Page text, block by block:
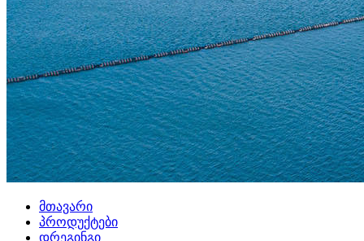
მთავარი
პროდუქტები
დრეგინგი